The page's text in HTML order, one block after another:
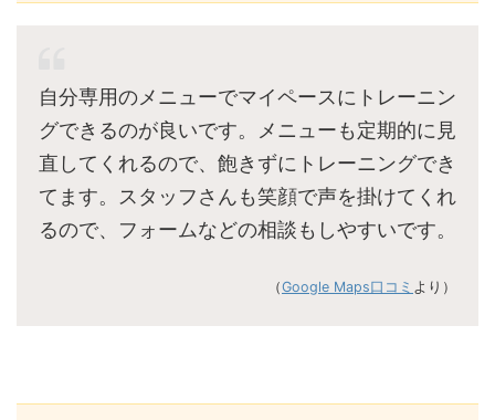
自分専用のメニューでマイペースにトレーニン
グできるのが良いです。メニューも定期的に見
直してくれるので、飽きずにトレーニングでき
てます。スタッフさんも笑顔で声を掛けてくれ
るので、フォームなどの相談もしやすいです。
（Google Maps口コミ より）